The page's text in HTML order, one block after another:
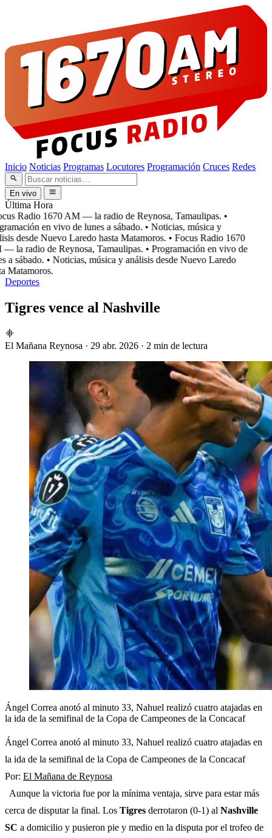
Inicio Noticias Programas Locutores Programación Cruces Redes
En vivo
Última Hora
Radio 1670 AM — la radio de Reynosa, Tamaulipas. •
en vivo de lunes a sábado. • Noticias, música y
desde Nuevo Laredo hasta Matamoros. • Focus Radio 1670
la radio de Reynosa, Tamaulipas. • Programación en vivo de
a sábado. • Noticias, música y análisis desde Nuevo Laredo
Matamoros.
Deportes
Tigres vence al Nashville
El Mañana Reynosa · 29 abr. 2026 · 2 min de lectura
Ángel Correa anotó al minuto 33, Nahuel realizó cuatro atajadas en
la ida de la semifinal de la Copa de Campeones de la Concacaf
Ángel Correa anotó al minuto 33, Nahuel realizó cuatro atajadas en
la ida de la semifinal de la Copa de Campeones de la Concacaf
Por: El Mañana de Reynosa
Aunque la victoria fue por la mínima ventaja, sirve para estar más
cerca de disputar la final. Los Tigres derrotaron (0-1) al Nashville
SC a domicilio y pusieron pie y medio en la disputa por el trofeo de